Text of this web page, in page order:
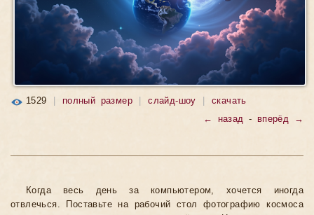
1529 полный размер слайд-шоу
скачать
← назад - вперёд →
Когда весь день за компьютером, хочется иногда
отвлечься. Поставьте на рабочий стол фотографию космоса